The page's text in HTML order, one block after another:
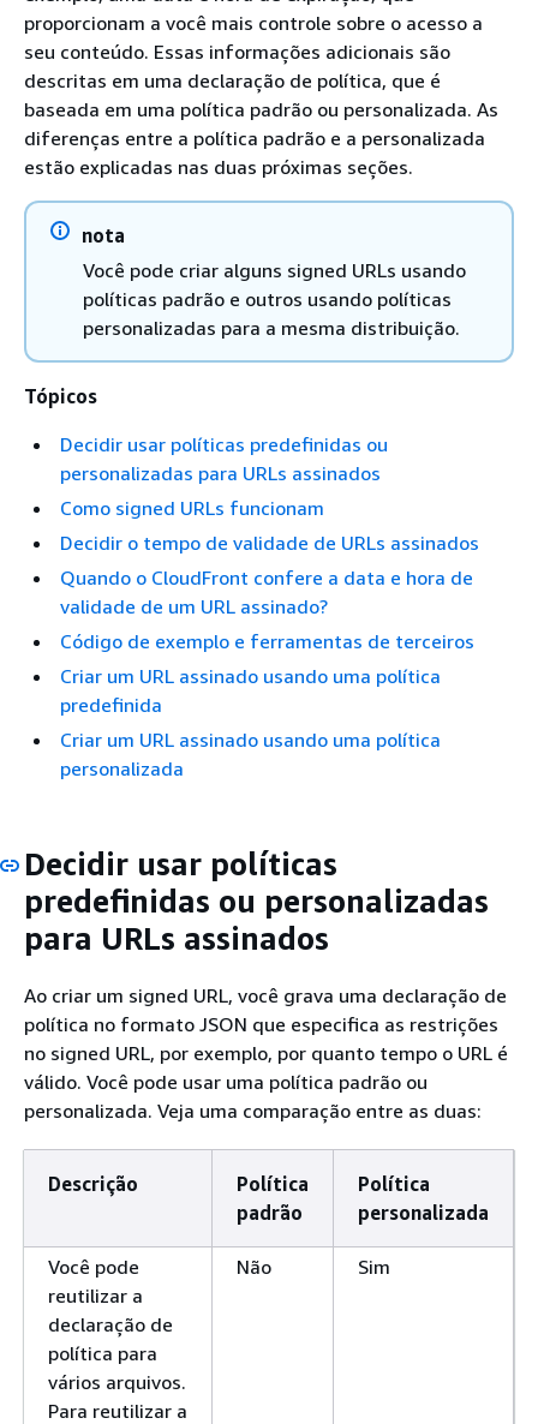
proporcionam a você mais controle sobre o acesso a
seu conteúdo. Essas informações adicionais são
descritas em uma declaração de política, que é
baseada em uma política padrão ou personalizada. As
diferenças entre a política padrão e a personalizada
estão explicadas nas duas próximas seções.
nota
Você pode criar alguns signed URLs usando
políticas padrão e outros usando políticas
personalizadas para a mesma distribuição.
Tópicos
Decidir usar políticas predefinidas ou
personalizadas para URLs assinados
Como signed URLs funcionam
Decidir o tempo de validade de URLs assinados
Quando o CloudFront confere a data e hora de
validade de um URL assinado?
Código de exemplo e ferramentas de terceiros
Criar um URL assinado usando uma política
predefinida
Criar um URL assinado usando uma política
personalizada
Decidir usar políticas
predefinidas ou personalizadas
para URLs assinados
Ao criar um signed URL, você grava uma declaração de
política no formato JSON que especifica as restrições
no signed URL, por exemplo, por quanto tempo o URL é
válido. Você pode usar uma política padrão ou
personalizada. Veja uma comparação entre as duas:
Descrição
Política
padrão
Política
personalizada
Você pode
reutilizar a
declaração de
política para
vários arquivos.
Para reutilizar a
Não Sim